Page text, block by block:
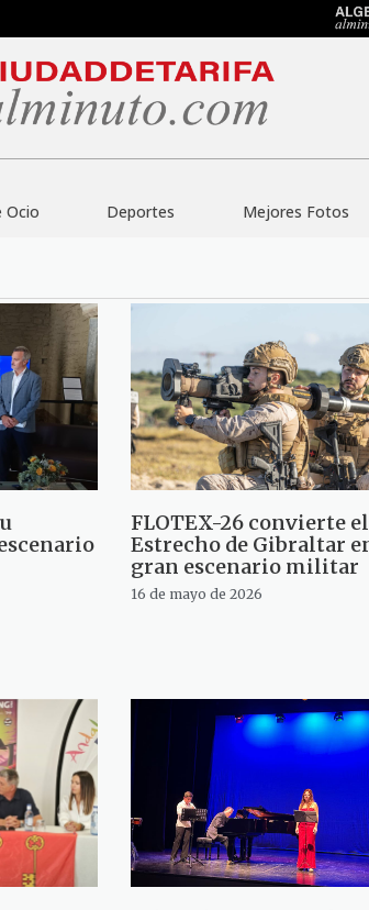
Ocio Deportes Mejores Fotos
FLOTEX-26 convierte el
Estrecho de Gibraltar
gran escenario militar
16 de mayo de 2026